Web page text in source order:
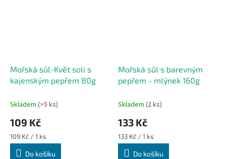
Mořská sůl-Květ soli s
kajenským pepřem 80g
Skladem (>5 ks)
109 Kč
Měrná
cena:
109 Kč / 1 ks
Do košíku
Mořská sůl s barevným
pepřem - mlýnek 160g
Skladem (2 ks)
133 Kč
Měrná
cena:
133 Kč / 1 ks
Do košíku